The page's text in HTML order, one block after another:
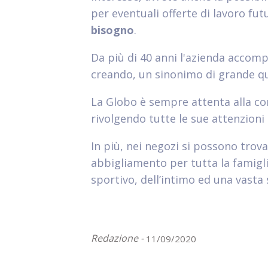
per eventuali offerte di lavoro
bisogno.
Da più di 40 anni l'azienda
creando, un sinonimo di grande
La Globo è sempre attenta alla
rivolgendo tutte le sue attenzioni
In più, nei negozi si possono
abbigliamento per tutta la
sportivo, dell’intimo ed una
Redazione - 11/09/2020